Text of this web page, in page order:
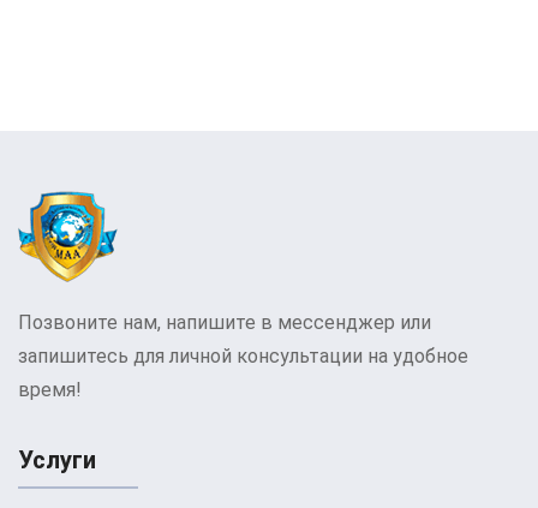
Позвоните нам, напишите в мессенджер или
запишитесь для личной консультации на удобное
время!
Услуги